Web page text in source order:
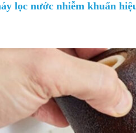
lọc nước nhiễm khuẩn